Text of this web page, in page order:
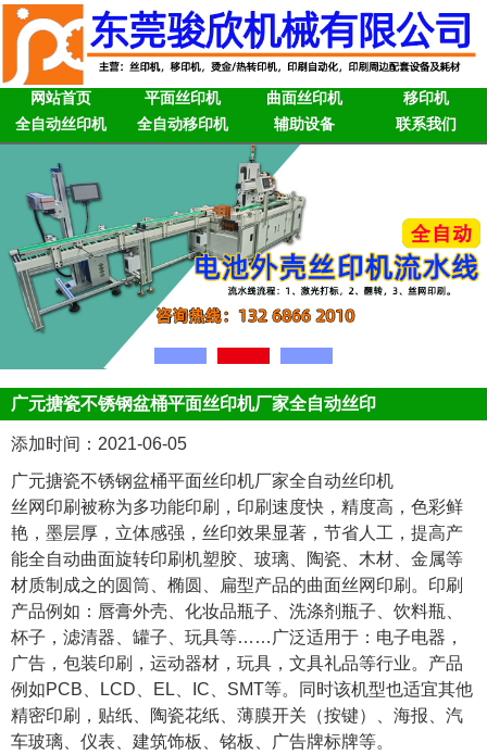
网站首页 平面丝印机 曲面丝印机
移印机
全自动丝印机
全自动移印机 辅助设备 联系我们
广元搪瓷不锈钢盆桶平面丝印机厂家全自动丝印
添加时间：2021-06-05
广元搪瓷不锈钢盆桶平面丝印机厂家全自动丝印机
丝网印刷被称为多功能印刷，印刷速度快，精度高，色彩鲜
艳，墨层厚，立体感强，丝印效果显著，节省人工，提高产
能全自动曲面旋转印刷机塑胶、玻璃、陶瓷、木材、金属等
材质制成之的圆筒、椭圆、扁型产品的曲面丝网印刷。印刷
产品例如：唇膏外壳、化妆品瓶子、洗涤剂瓶子、饮料瓶、
杯子，滤清器、罐子、玩具等……广泛适用于：电子电器，
广告，包装印刷，运动器材，玩具，文具礼品等行业。产品
例如PCB、LCD、EL、IC、SMT等。同时该机型也适宜其他
精密印刷，贴纸、陶瓷花纸、薄膜开关（按键）、海报、汽
车玻璃、仪表、建筑饰板、铭板、广告牌标牌等。